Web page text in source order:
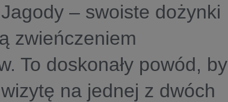
– swoiste dożynki
zwieńczeniem
To doskonały powód, by
na jednej z dwóch